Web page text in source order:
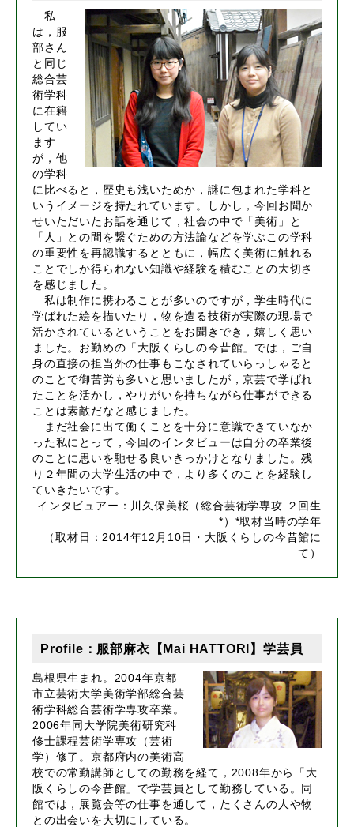
私
は，服
部さん
と同じ
総合芸
術学科
に在籍
してい
ます
が，他
の学科
に比べると，歴史も浅いためか，謎に包まれた学科と
いうイメージを持たれています。しかし，今回お聞か
せいただいたお話を通じて，社会の中で「美術」と
「人」との間を繋ぐための方法論などを学ぶこの学科
の重要性を再認識するとともに，幅広く美術に触れる
ことでしか得られない知識や経験を積むことの大切さ
を感じました。
私は制作に携わることが多いのですが，学生時代に
学ばれた絵を描いたり，物を造る技術が実際の現場で
活かされているということをお聞きでき，嬉しく思い
ました。お勤めの「大阪くらしの今昔館」では，ご自
身の直接の担当外の仕事もこなされていらっしゃると
のことで御苦労も多いと思いましたが，京芸で学ばれ
たことを活かし，やりがいを持ちながら仕事ができる
ことは素敵だなと感じました。
まだ社会に出て働くことを十分に意識できていなか
った私にとって，今回のインタビューは自分の卒業後
のことに思いを馳せる良いきっかけとなりました。残
り２年間の大学生活の中で，より多くのことを経験し
ていきたいです。
インタビュアー：川久保美桜（総合芸術学専攻 ２回生
*）*取材当時の学年
（取材日：2014年12月10日・大阪くらしの今昔館に
て）
Profile：服部麻衣【Mai HATTORI】学芸員
島根県生まれ。2004年京都
市立芸術大学美術学部総合芸
術学科総合芸術学専攻卒業。
2006年同大学院美術研究科
修士課程芸術学専攻（芸術
学）修了。京都府内の美術高
校での常勤講師としての勤務を経て，2008年から「大
阪くらしの今昔館」で学芸員として勤務している。同
館では，展覧会等の仕事を通して，たくさんの人や物
との出会いを大切にしている。